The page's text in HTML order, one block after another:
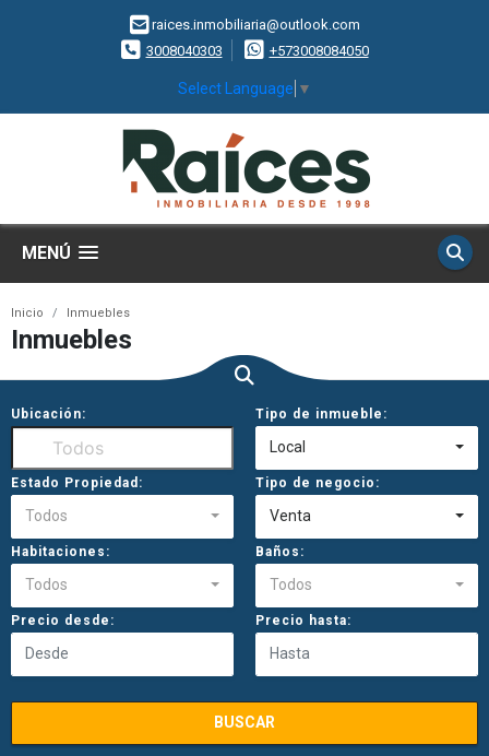
raices.inmobiliaria@outlook.com
3008040303
+573008084050
Select Language ▼
MENÚ
Inicio Inmuebles
Inmuebles
Ubicación: Tipo de inmueble:
Local
Estado Propiedad:
Todos
Tipo de negocio:
Venta
Habitaciones:
Todos
Baños:
Todos
Precio desde: Precio hasta:
BUSCAR